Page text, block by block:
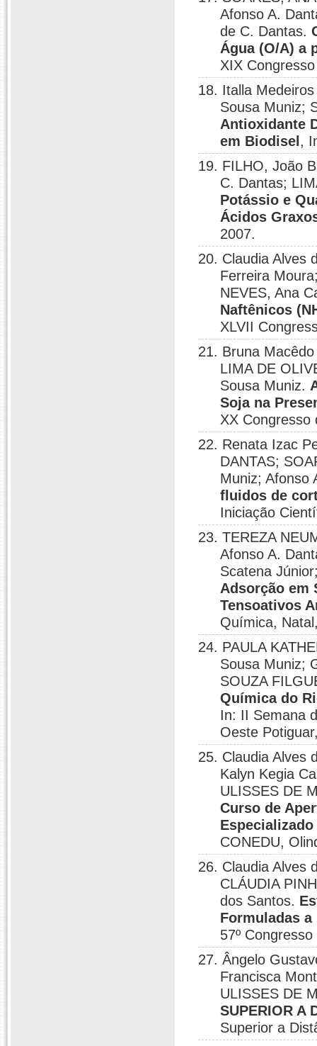
Afonso A.
de C. Dantas.
Água (O/A) a
XIX
18. Italla
Sousa Muniz;
Antioxidante
em Biodisel ,
19. FILHO, João
C. Dantas;
Potássio e
Ácidos
2007.
20. Claudia Alves
Ferreira
NEVES, Ana
Naftênicos
XLVII
21. Bruna
LIMA DE
Sousa Muniz.
Soja na
XX Congresso
22. Renata Izac
DANTAS;
Muniz; Afonso
fluidos de
Iniciação
23. TEREZA
Afonso A.
Scatena
Adsorção em
Tensoativos
Química,
24. PAULA
Sousa Muniz;
SOUZA
Química do
In: II Semana
Oeste
25. Claudia Alves
Kalyn Kegia
ULISSES DE
Curso de
CONEDU,
26. Claudia Alves
CLÁUDIA
dos Santos.
Formuladas
57º
27. Ângelo
Francisca
ULISSES DE
SUPERIOR A
Superior a